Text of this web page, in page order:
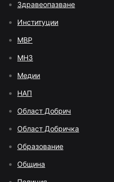
Здравеопазване
Институции
МВР
МНЗ
Медии
НАП
Област Добрич
Област Добричка
Образование
Община